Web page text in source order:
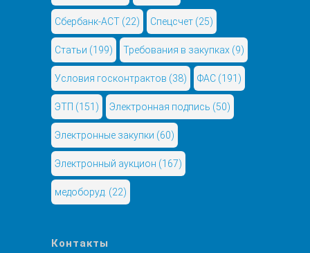
Сбербанк-АСТ (22) Спецсчет (25)
Статьи (199) Требования в закупках (9)
Условия госконтрактов (38) ФАС (191)
ЭТП (151) Электронная подпись (50)
Электронные закупки (60)
Электронный аукцион (167)
медоборуд. (22)
Контакты